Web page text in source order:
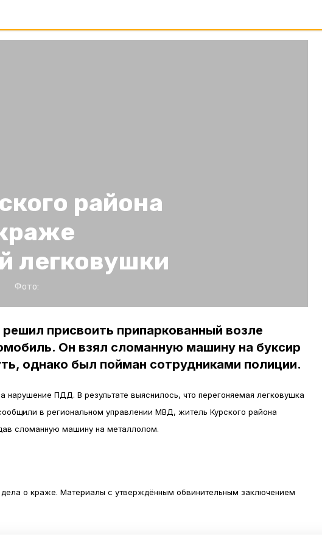
района
легковушки
Фото:
присвоить припаркованный возле
Он взял сломанную машину на буксир
однако был пойман сотрудниками полиции.
нарушение ПДД. В результате выяснилось, что перегоняемая легковушка
в региональном управлении МВД, житель Курского района
сломанную машину на металлолом.
дела о краже. Материалы с утверждённым обвинительным заключением